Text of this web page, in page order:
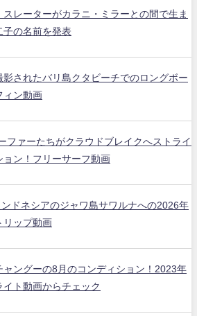
スレーターがカラニ・ミラーとの間で生ま
子の名前を発表
影されたバリ島クタビーチでのロングボー
ィン動画
ファーたちがクラウドブレイクへストライ
ョン！フリーサーフ動画
ドネシアのジャワ島サワルナへの2026年
リップ動画
ャングーの8月のコンディション！2023年
イト動画からチェック